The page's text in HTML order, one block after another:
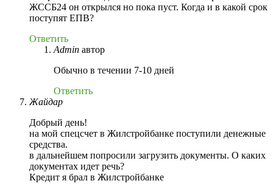
ЖССБ24 он открылся но пока пуст. Когда и в какой срок
поступят ЕПВ?
Ответить
Admin автор
Обычно в течении 7-10 дней
Ответить
Жайдар
Добрый день!
на мой спецсчет в Жилстройбанке поступили денежные
средства.
в дальнейшем попросили загрузить документы. О каких
документах идет речь?
Кредит я брал в Жилстройбанке